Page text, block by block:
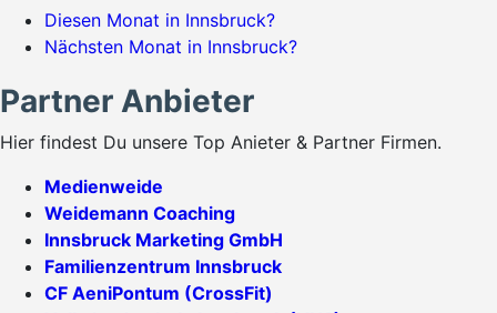
Diesen Monat in Innsbruck?
Nächsten Monat in Innsbruck?
Partner Anbieter
Hier findest Du unsere Top Anieter & Partner Firmen.
Medienweide
Weidemann Coaching
Innsbruck Marketing GmbH
Familienzentrum Innsbruck
CF AeniPontum (CrossFit)